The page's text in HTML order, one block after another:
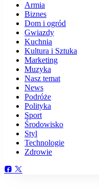
Armia
Biznes
Dom i ogród
Gwiazdy
Kuchnia
Kultura i Sztuka
Marketing
Muzyka
Nasz temat
News
Podróże
Polityka
Sport
Środowisko
Styl
Technologie
Zdrowie